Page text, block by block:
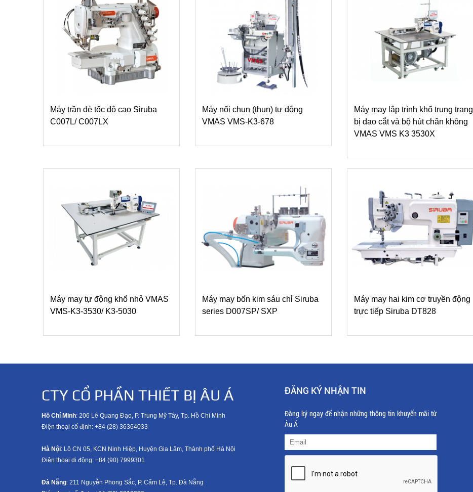
Máy trần đè tốc độ cao Siruba
C007L/ C007LX
Máy nối chun (thun) tự động
VMAS VMS-K3-678
Máy may lập trình khổ trung trang
bị dao cắt và bộ hút chân không
VMAS VMS K3 3530X
Máy may tự động khổ nhỏ VMAS
VMS-K3-3530/ K3-5030
Máy may bốn kim sáu chỉ Siruba
series D007SP/ SXP
Máy may hai kim cơ truyền động
trực tiếp Siruba DT828
CTY CỔ PHẦN THIẾT BỊ ÂU Á
Hồ Chí Minh: 206 Lê Quang Đạo, P. Trung Mỹ Tây, Tp. Hồ Chí Minh
Điện thoại cố định: +84 (28) 36364033
Hà Nội: Lô CN 05, KCN Ninh Hiệp, Huyện Gia Lâm, Thành phố Hà Nội
Điện thoại di động: +84 (90) 7999301
Đà Nẵng: 211 Nguyễn Phong Sắc, P. Cẩm Lệ, Tp. Đà Nẵng
ĐĂNG KÝ NHẬN TIN
Đăng ký ngay để nhận những thông tin khuyến mãi từ
Âu Á